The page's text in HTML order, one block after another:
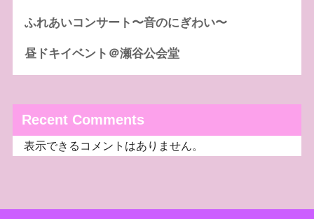
ふれあいコンサート〜音のにぎわい〜
昼ドキイベント＠瀬谷公会堂
Recent Comments
表示できるコメントはありません。